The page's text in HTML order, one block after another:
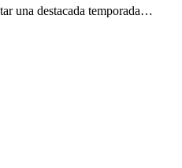
una destacada temporada…